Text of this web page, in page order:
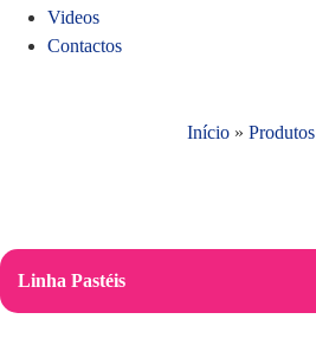
Videos
Contactos
Início » Produtos
Linha Pastéis